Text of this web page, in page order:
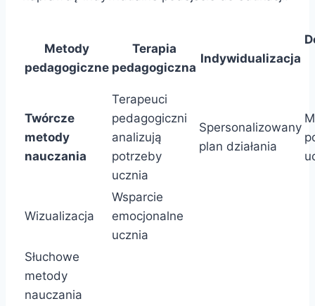
Metody
pedagogiczne
Terapia
pedagogiczna
Indywidualizacja
Twórcze
metody
nauczania
Terapeuci
pedagogiczni
analizują
potrzeby
ucznia
Spersonalizowany
plan działania
Wizualizacja
Wsparcie
emocjonalne
ucznia
Słuchowe
metody
nauczania